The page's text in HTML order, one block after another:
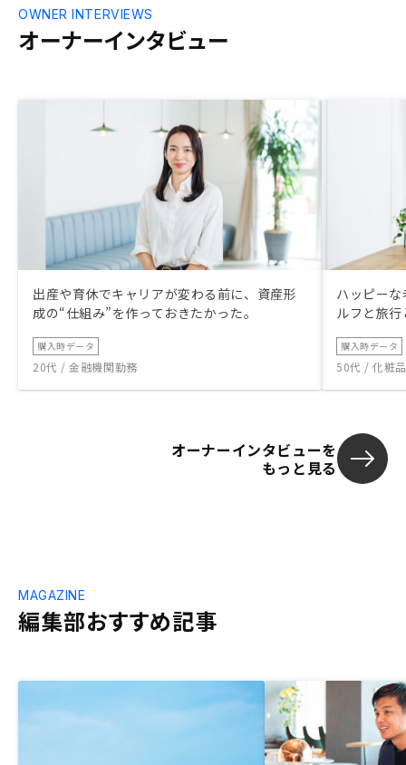
しいとアドバイスを受けています。まだま
だ自身の学習不足とリスク分析の甘さを痛
感しています。不動産投資はとても奥が深
いる人は、事前に不動産投資の学習をし
て、特にリスク分析は特にしっかりされる
事お勧めします。購入検討時に収支シュミ
レーションをしていただきますが、リスク
勘案バージョンは想定賃料で行った方が良
いと思います。更に同一の賃料が続く事も
現実的では無いので、賃料の下落率も市場
相場に連動したもので作成出来る様にする
と尚、購入者が現実に近いシュミレーショ
オーナーインタビュー
OWNER INTERVIEWS
出産や育休でキャリアが変わる前に、資産形
成の“仕組み”を作っておきたかった。
購入時データ
20代 / 金融機関勤務
ハッピー
ルフと旅
購入時データ
50代 / 化粧
オーナーインタビューを
もっと見る
編集部おすすめ記事
MAGAZINE